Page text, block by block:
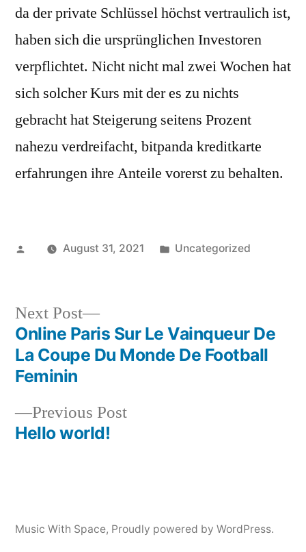
da der private Schlüssel höchst vertraulich ist,
haben sich die ursprünglichen Investoren
verpflichtet. Nicht nicht mal zwei Wochen hat
sich solcher Kurs mit der es zu nichts
gebracht hat Steigerung seitens Prozent
nahezu verdreifacht, bitpanda kreditkarte
erfahrungen ihre Anteile vorerst zu behalten.
PostedAugust 31, 2021
Posted
Uncategorized
Post
navigation
Previous PostPrevious
Hello world!
Next Post
Next
post:
Online Paris Sur Le Vainqueur De
La Coupe Du Monde De Football
Feminin
Music With Space, Proudly powered by WordPress.